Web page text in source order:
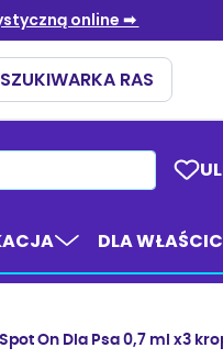
DLA
Spot On Dla Psa 0,7 ml x3